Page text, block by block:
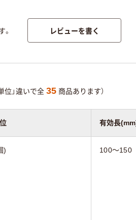
レビューを書く
位」違いで全 35 商品あります）
有効長
) 100～150